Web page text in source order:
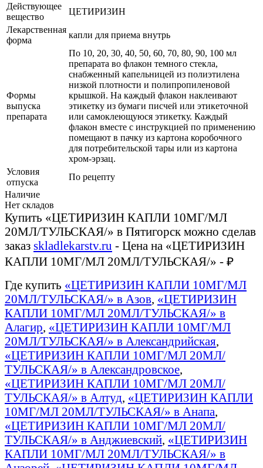
Действующее
вещество
ЦЕТИРИЗИН
Лекарственная
форма
капли для приема внутрь
Формы
выпуска
препарата
По 10, 20, 30, 40, 50, 60, 70, 80, 90, 100 мл
препарата во флакон темного стекла,
снабженный капельницей из полиэтилена
низкой плотности и полипропиленовой
крышкой. На каждый флакон наклеивают
этикетку из бумаги писчей или этикеточной
или самоклеющуюся этикетку. Каждый
флакон вместе с инструкцией по применению
помещают в пачку из картона коробочного
для потребительской тары или из картона
хром-эрзац.
Условия
отпуска
По рецепту
Наличие
Нет складов
Купить «ЦЕТИРИЗИН КАПЛИ 10МГ/МЛ
20МЛ/ТУЛЬСКАЯ/» в Пятигорск можно сделав
заказ skladlekarstv.ru - Цена на «ЦЕТИРИЗИН
КАПЛИ 10МГ/МЛ 20МЛ/ТУЛЬСКАЯ/» - ₽
Где купить «ЦЕТИРИЗИН КАПЛИ 10МГ/МЛ
20МЛ/ТУЛЬСКАЯ/» в Азов, «ЦЕТИРИЗИН
КАПЛИ 10МГ/МЛ 20МЛ/ТУЛЬСКАЯ/» в
Алагир, «ЦЕТИРИЗИН КАПЛИ 10МГ/МЛ
20МЛ/ТУЛЬСКАЯ/» в Александрийская,
«ЦЕТИРИЗИН КАПЛИ 10МГ/МЛ 20МЛ/
ТУЛЬСКАЯ/» в Александровское,
«ЦЕТИРИЗИН КАПЛИ 10МГ/МЛ 20МЛ/
ТУЛЬСКАЯ/» в Алтуд, «ЦЕТИРИЗИН КАПЛИ
10МГ/МЛ 20МЛ/ТУЛЬСКАЯ/» в Анапа,
«ЦЕТИРИЗИН КАПЛИ 10МГ/МЛ 20МЛ/
ТУЛЬСКАЯ/» в Анджиевский, «ЦЕТИРИЗИН
КАПЛИ 10МГ/МЛ 20МЛ/ТУЛЬСКАЯ/» в